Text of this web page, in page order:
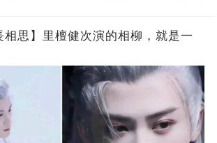
相思】里檀健次演的相柳，就是一